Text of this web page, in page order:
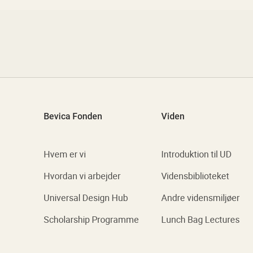
Bevica Fonden
Hvem er vi
Hvordan vi arbejder
Universal Design Hub
Scholarship Programme
Viden
Introduktion til UD
Vidensbiblioteket
Andre vidensmiljøer
Lunch Bag Lectures